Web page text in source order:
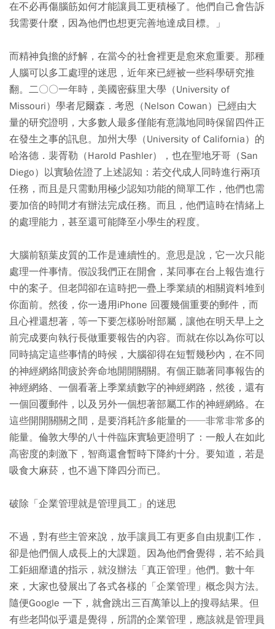
在不必再傷腦筋如何才能讓員工更積極了。他們自己會告訴
我需要什麼，因為他們也想更完善地達成目標。」
而精神負擔的紓解，在當今的社會裡更是愈來愈重要。那種
人腦可以多工處理的迷思，近年來已經被一些科學研究推
翻。二〇〇一年時，美國密蘇里大學（University of
Missouri）學者尼爾森．考恩（Nelson Cowan）已經由大
量的研究證明，大多數人最多僅能有意識地同時保留四件正
在發生之事的訊息。加州大學（University of California）的
哈洛德．裴胥勒（Harold Pashler），也在聖地牙哥（San
Diego）以實驗佐證了上述認知：若交代成人同時進行兩項
任務，而且是只需動用極少認知功能的簡單工作，他們也需
要加倍的時間才有辦法完成任務。而且，他們這時在情緒上
的處理能力，甚至還可能降至小學生的程度。
大腦前額葉皮質的工作是連續性的。意思是說，它一次只能
處理一件事情。假設我們正在開會，某同事在台上報告進行
中的案子。但老闆卻在這時把一疊上季業績的相關資料堆到
你面前。然後，你一邊用iPhone 回覆幾個重要的郵件，而
且心裡還想著，等一下要怎樣吩咐部屬，讓他在明天早上之
前完成要向執行長做重要報告的內容。而就在你以為你可以
同時搞定這些事情的時候，大腦卻得在短暫幾秒內，在不同
的神經網絡間疲於奔命地開開關關。有個正聽著同事報告的
神經網絡、一個看著上季業績數字的神經網路，然後，還有
一個回覆郵件，以及另外一個想著部屬工作的神經網絡。在
這些開開關關之間，是要消耗許多能量的──非常非常多的
能量。倫敦大學的八十件臨床實驗更證明了：一般人在如此
高密度的刺激下，智商還會暫時下降約十分。要知道，若是
吸食大麻菸，也不過下降四分而已。
破除「企業管理就是管理員工」的迷思
不過，對有些主管來說，放手讓員工有更多自由規劃工作，
卻是他們個人成長上的大課題。因為他們會覺得，若不給員
工鉅細靡遺的指示，就沒辦法「真正管理」他們。數十年
來，大家也發展出了各式各樣的「企業管理」概念與方法。
隨便Google 一下，就會跳出三百萬筆以上的搜尋結果。但
有些老闆似乎還是覺得，所謂的企業管理，應該就是管理員